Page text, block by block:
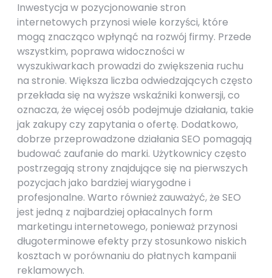
Inwestycja w pozycjonowanie stron
internetowych przynosi wiele korzyści, które
mogą znacząco wpłynąć na rozwój firmy. Przede
wszystkim, poprawa widoczności w
wyszukiwarkach prowadzi do zwiększenia ruchu
na stronie. Większa liczba odwiedzających często
przekłada się na wyższe wskaźniki konwersji, co
oznacza, że więcej osób podejmuje działania, takie
jak zakupy czy zapytania o ofertę. Dodatkowo,
dobrze przeprowadzone działania SEO pomagają
budować zaufanie do marki. Użytkownicy często
postrzegają strony znajdujące się na pierwszych
pozycjach jako bardziej wiarygodne i
profesjonalne. Warto również zauważyć, że SEO
jest jedną z najbardziej opłacalnych form
marketingu internetowego, ponieważ przynosi
długoterminowe efekty przy stosunkowo niskich
kosztach w porównaniu do płatnych kampanii
reklamowych.